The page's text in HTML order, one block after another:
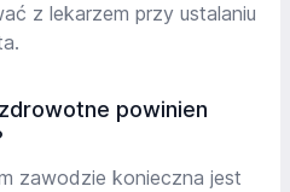
z lekarzem przy ustalaniu
powinien
zawodzie konieczna jest